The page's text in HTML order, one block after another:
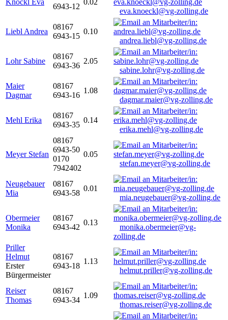
Knöckl Eva
6943-12
0.02
eva.knoeckl@vg-zolling.de
Liebl Andrea
08167
6943-15
0.10
andrea.liebl@vg-zolling.de
Lohr Sabine
08167
6943-36
2.05
sabine.lohr@vg-zolling.de
Maier
Dagmar
08167
6943-16
1.08
dagmar.maier@vg-zolling.de
Mehl Erika
08167
6943-35
0.14
erika.mehl@vg-zolling.de
Meyer Stefan
08167
6943-50
0170
7942402
0.05
stefan.meyer@vg-zolling.de
Neugebauer
Mia
08167
6943-58
0.01
mia.neugebauer@vg-zolling.de
Obermeier
Monika
08167
6943-42
0.13
monika.obermeier@vg-
zolling.de
Priller
Helmut
Erster
Bürgermeister
08167
6943-18
1.13
helmut.priller@vg-zolling.de
Reiser
Thomas
08167
6943-34
1.09
thomas.reiser@vg-zolling.de